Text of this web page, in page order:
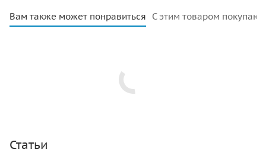
Вам также может понравиться С этим товаром покупают
Статьи